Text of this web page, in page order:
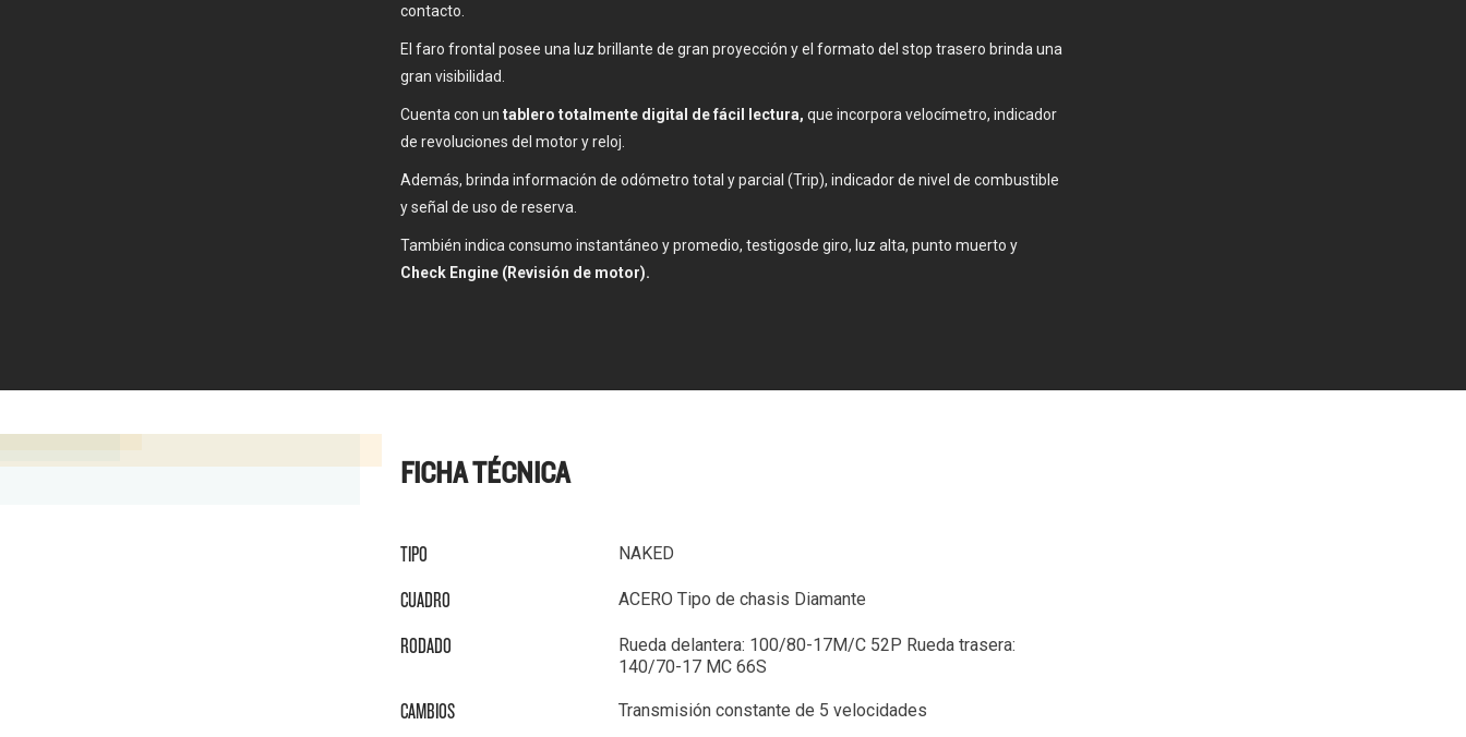
contacto.
El faro frontal posee una luz brillante de gran proyección y el formato del stop trasero brinda una
gran visibilidad.
Cuenta con un tablero totalmente digital de fácil lectura, que incorpora velocímetro, indicador
de revoluciones del motor y reloj.
Además, brinda información de odómetro total y parcial (Trip), indicador de nivel de combustible
y señal de uso de reserva.
También indica consumo instantáneo y promedio, testigosde giro, luz alta, punto muerto y
Check Engine (Revisión de motor).
FICHA TÉCNICA
TIPO NAKED
CUADRO ACERO Tipo de chasis Diamante
RODADO
Rueda delantera: 100/80-17M/C 52P Rueda trasera:
140/70-17 MC 66S
CAMBIOS Transmisión constante de 5 velocidades